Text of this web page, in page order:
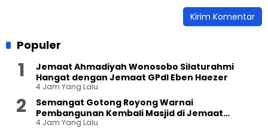
Populer
Jemaat Ahmadiyah Wonosobo Silaturahmi
Hangat dengan Jemaat GPdI Eben Haezer
4 Jam Yang Lalu
Semangat Gotong Royong Warnai
Pembangunan Kembali Masjid di Jemaat
Ahmadiyah Sukapura
4 Jam Yang Lalu